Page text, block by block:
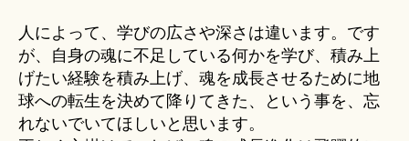
人によって、学びの広さや深さは違います。です
が、自身の魂に不足している何かを学び、積み上
げたい経験を積み上げ、魂を成長させるために地
球への転生を決めて降りてきた、という事を、忘
れないでいてほしいと思います。